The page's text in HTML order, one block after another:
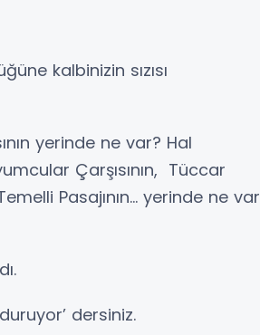
kalbinizin sızısı
yerinde ne var? Hal
Çarşısının, Tüccar
Temelli Pasajının… yerinde ne var
dersiniz.